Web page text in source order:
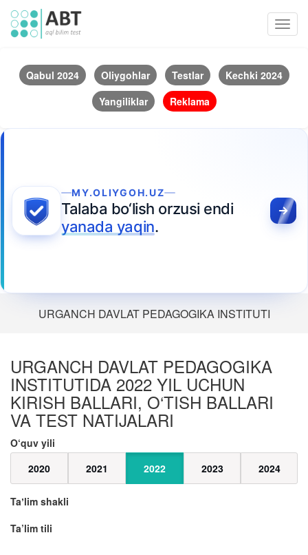
Qabul 2024 Oliygohlar Testlar
Kechki 2024
Yangiliklar
Reklama
MY.OLIYGOH.UZ
Talaba bo‘lish orzusi endi
yanada yaqin.
URGANCH DAVLAT PEDAGOGIKA INSTITUTI
URGANCH DAVLAT PEDAGOGIKA
INSTITUTIDA 2022 YIL UCHUN
KIRISH BALLARI, O‘TISH BALLARI
VA TEST NATIJALARI
O‘quv yili
2020
2021 2022 2023 2024
Taʼlim shakli
Ta’lim tili